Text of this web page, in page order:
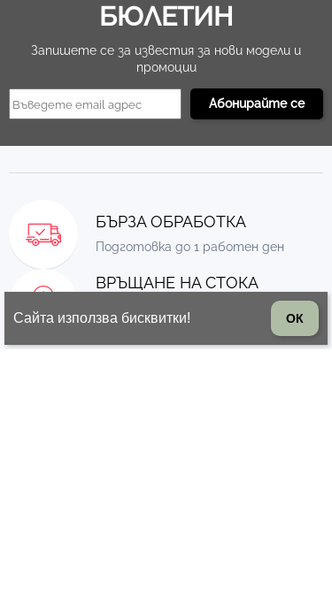
БЮЛЕТИН
Запишете се за известия за нови модели и
промоции
БЪРЗА ОБРАБОТКА
Подготовка до 1 работен ден
ВРЪЩАНЕ НА СТОКА
стоката
Сайта използва бисквитки! ОК